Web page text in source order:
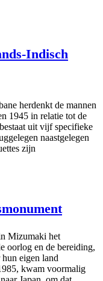
Indisch
herdenkt de mannen
1945 in relatie tot de
uit vijf specifieke
naastgelegen
zijn
Mizumaki het
oorlog en de bereiding,
eigen land
kwam voormalig